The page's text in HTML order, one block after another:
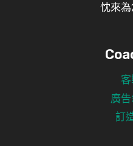
忱來為
廣
訂